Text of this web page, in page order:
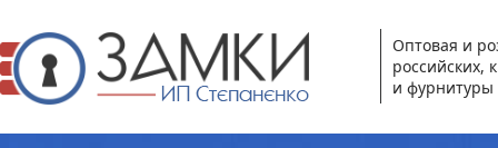
Оптовая и
российских,
и фурнитуры